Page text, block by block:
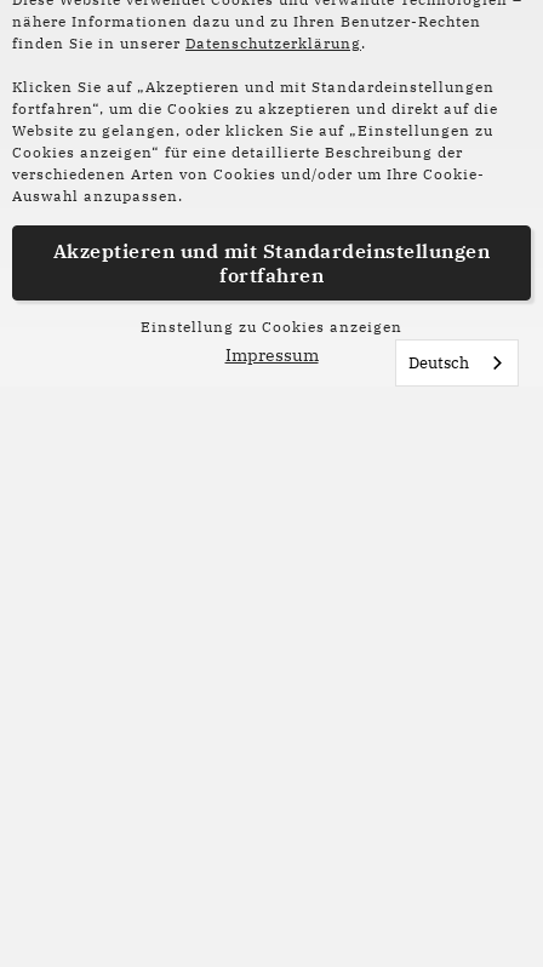
nähere Informationen dazu und zu Ihren Benutzer-Rechten
finden Sie in unserer Datenschutzerklärung.
Klicken Sie auf „Akzeptieren und mit Standardeinstellungen
fortfahren“, um die Cookies zu akzeptieren und direkt auf die
Website zu gelangen, oder klicken Sie auf „Einstellungen zu
Cookies anzeigen“ für eine detaillierte Beschreibung der
verschiedenen Arten von Cookies und/oder um Ihre Cookie-
Auswahl anzupassen.
Akzeptieren und mit Standardeinstellungen
fortfahren
Einstellung zu Cookies anzeigen
Impressum
Texte aus anderen Werkstätten
WERKSTATT-TEXT
Der Anfang vom Ende
Draußen in Gröpelingen,
auf einem Schulhof,
In
und
Deutsch